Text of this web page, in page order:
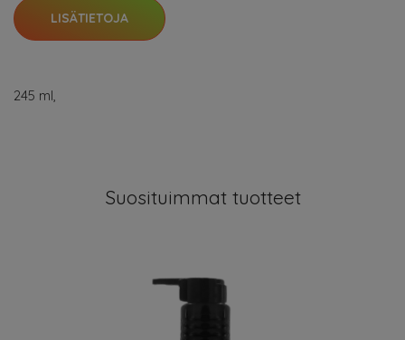
LISÄTIETOJA
245 ml,
Suosituimmat tuotteet